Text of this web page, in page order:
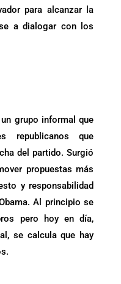
para alcanzar la
a dialogar con los
grupo informal que
republicanos que
del partido. Surgió
propuestas más
y responsabilidad
Al principio se
pero hoy en día,
se calcula que hay